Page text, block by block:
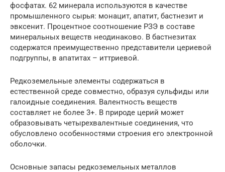
фосфатах. 62 минерала используются в качестве
промышленного сырья: монацит, апатит, бастнезит и
эвксенит. Процентное соотношение РЗЭ в составе
минеральных веществ неодинаково. В бастнезитах
содержатся преимущественно представители цериевой
подгруппы, в апатитах – иттриевой.
Редкоземельные элементы содержаться в
естественной среде совместно, образуя сульфиды или
галоидные соединения. Валентность веществ
составляет не более 3+. В природе церий может
образовывать четырехвалентные соединения, что
обусловлено особенностями строения его электронной
оболочки.
Основные запасы редкоземельных металлов